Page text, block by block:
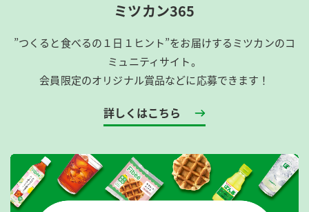
ミツカン365
”つくると食べるの１日１ヒント”をお届けするミツカンのコ
ミュニティサイト。
会員限定のオリジナル賞品などに応募できます！
詳しくはこちら